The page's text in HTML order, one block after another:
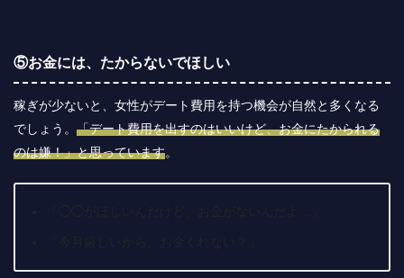
⑤お金には、たからないでほしい
稼ぎが少ないと、女性がデート費用を持つ機会が自然と多くなる
でしょう。 「デート費用を出すのはいいけど、お金にたかられる
のは嫌！」と思っています。